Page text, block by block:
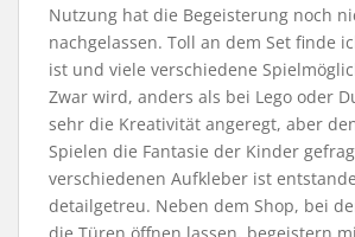
Nutzung hat die Begeisterung noch
nachgelassen. Toll an dem Set finde
ist und viele verschiedene
Zwar wird, anders als bei Lego oder
sehr die Kreativität angeregt, aber
Spielen die Fantasie der Kinder
verschiedenen Aufkleber ist
detailgetreu. Neben dem Shop, bei
die Türen öffnen lassen, begeistern